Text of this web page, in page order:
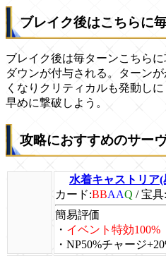
ブレイク後はこちらに
ブレイク後は毎ターンこちら
ダウンが付与される。ターン
くなりクリティカルも発動し
早めに撃破しよう。
攻略におすすめのサー
水着キャストリア(
カード:BBAAQ /宝具:
簡易評価
・ イベント特効100%
・NP50%チャージ